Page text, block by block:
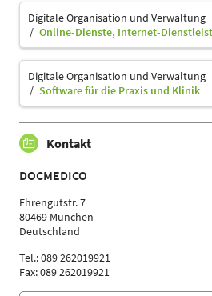
Digitale Organisation und Verwaltung
Online-Dienste, Internet-
Digitale Organisation und Verwaltung
Software für die Praxis und Klinik
Kontakt
DOCMEDICO
Ehrengutstr. 7
80469 München
Deutschland
Tel.: 089 262019921
Fax: 089 262019921